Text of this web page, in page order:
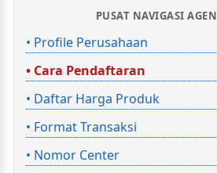
PUSAT NAVIGASI
• Profile Perusahaan
• Cara Pendaftaran
• Daftar Harga Produk
• Format Transaksi
• Nomor Center